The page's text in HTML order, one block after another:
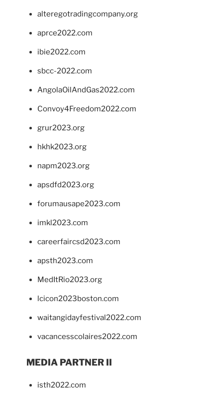
alteregotradingcompany.org
aprce2022.com
ibie2022.com
sbcc-2022.com
AngolaOilAndGas2022.com
Convoy4Freedom2022.com
grur2023.org
hkhk2023.org
napm2023.org
apsdfd2023.org
forumausape2023.com
imkl2023.com
careerfaircsd2023.com
apsth2023.com
MedItRio2023.org
lcicon2023boston.com
waitangidayfestival2022.com
vacancesscolaires2022.com
MEDIA PARTNER II
isth2022.com